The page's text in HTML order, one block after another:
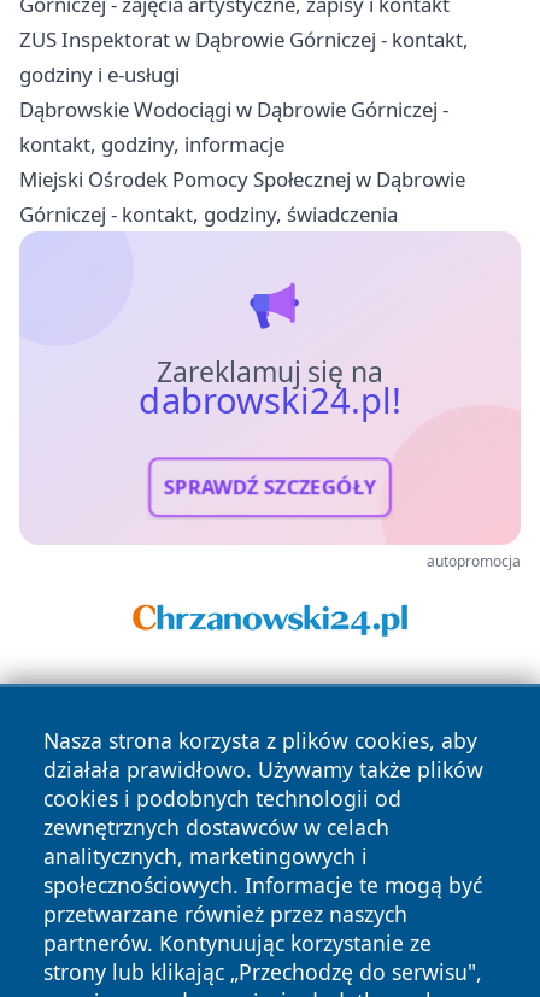
ZUS Inspektorat w Dąbrowie Górniczej - kontakt,
godziny i e-usługi
Dąbrowskie Wodociągi w Dąbrowie Górniczej -
kontakt, godziny, informacje
Miejski Ośrodek Pomocy Społecznej w Dąbrowie
Górniczej - kontakt, godziny, świadczenia
Zareklamuj się na
dabrowski24.pl!
SPRAWDŹ SZCZEGÓŁY
autopromocja
Nasza strona korzysta z plików cookies, aby
działała prawidłowo. Używamy także plików
cookies i podobnych technologii od
zewnętrznych dostawców w celach
analitycznych, marketingowych i
społecznościowych. Informacje te mogą być
przetwarzane również przez naszych
partnerów. Kontynuując korzystanie ze
strony lub klikając „Przechodzę do serwisu",
Copyright © 2026 dabrowski24.pl Wszystkie prawa
zastrzeżone.
News Autorzy
Polityka
Prywatności
Polityka
Cookies